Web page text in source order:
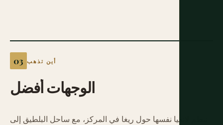
أين تذهب
أفضلالوجهات
تنظم لاتفيا نفسها حول ريغا في المركز، مع ساحل البلطيق إلى